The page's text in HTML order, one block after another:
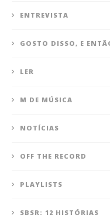
ENTREVISTA
GOSTO DISSO, E
LER
M DE MÚSICA
NOTÍCIAS
OFF THE RECORD
PLAYLISTS
SBSR: 12 HISTÓRIAS